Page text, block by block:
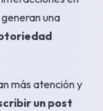
generan una
más atención y
un post